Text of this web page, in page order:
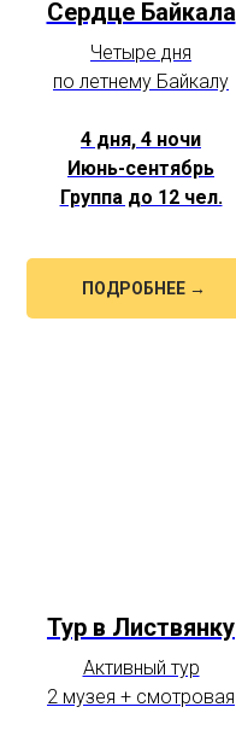
Сердце Байкала
Четыре дня
по летнему Байкалу
4 дня, 4 ночи
Июнь-сентябрь
Группа до 12 чел.
ПОДРОБНЕЕ →
Тур в Листвянку
Активный тур
2 музея + смотровая